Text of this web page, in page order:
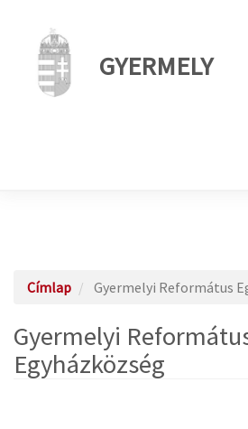
GYERMELY
Címlap Gyermelyi Református
Gyermelyi
Egyházközség